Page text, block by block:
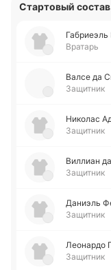
Стартовый состав
Вратарь
Валсе да
Защитник
Ни­ко­лас
Защитник
Ви­ллиан
Защитник
Да­ниэль
Защитник
Лео­на­рдо
Защитник